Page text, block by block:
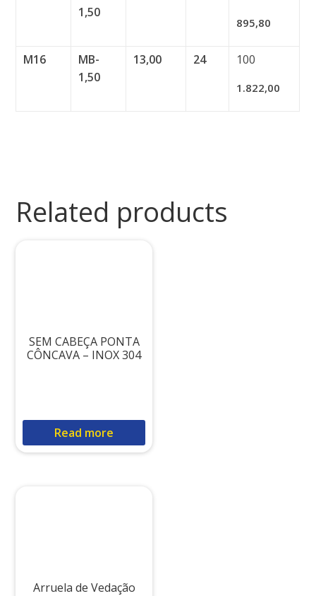
1,50
895,80
M16
MB-
1,50
13,00 24 100
1.822,00
Related products
SEM CABEÇA PONTA
CÔNCAVA – INOX 304
Read more
Arruela de Vedação